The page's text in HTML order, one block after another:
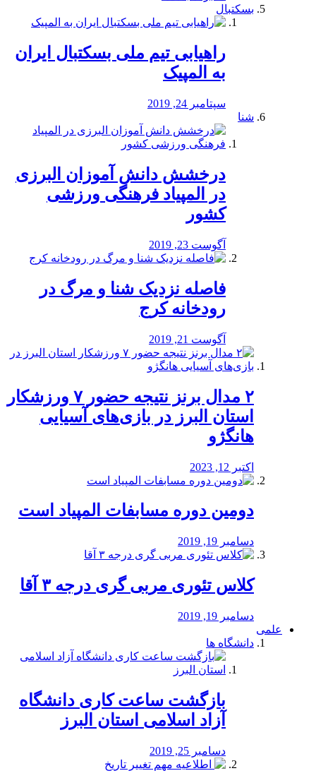
بسکتبال
راهیابی تیم ملی بسکتبال ایران
به المپیک
سپتامبر 24, 2019
شنا
درخشش دانش آموزان البرزی
در المپیاد فرهنگی ورزشی
کشور
آگوست 23, 2019
️فاصله نزدیک شنا و مرگ در
رودخانه کرج
آگوست 21, 2019
۲ مدال برنز نتیجه حضور ۷ ورزشکار
استان البرز در بازی‌های آسیایی
هانگژو
اکتبر 12, 2023
دومین دوره مسابفات المپیاد است
دسامبر 19, 2019
کلاس تئوری مربی گری درجه ۳ آقا
دسامبر 19, 2019
علمی
دانشگاه ها
بازگشت ساعت کاری دانشگاه
آزاد اسلامی استان البرز
دسامبر 25, 2019